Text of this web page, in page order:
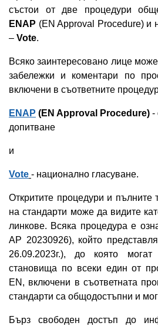
състои от две процедури
ENAP (EN Approval Procedure) и
– Vote.
Всяко заинтересовано лице
забележки и коментари по
включени в съответните
ENAP (EN Approval Procedure) -
допитване
и
Vote - национално гласуване.
Откритите процедури и пълните
на стандарти може да видите
линкове. Всяка процедура е
AP 20230926), който
26.09.2023г.), до която
становища по всеки един от
EN, включени в съответната
стандарти са общодостъпни и
Бърз свободен достъп до